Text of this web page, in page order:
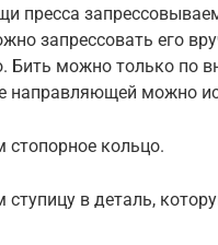
пресса
запрессовать его
Бить можно только по
направляющей можно
стопорное кольцо.
ступицу в деталь,